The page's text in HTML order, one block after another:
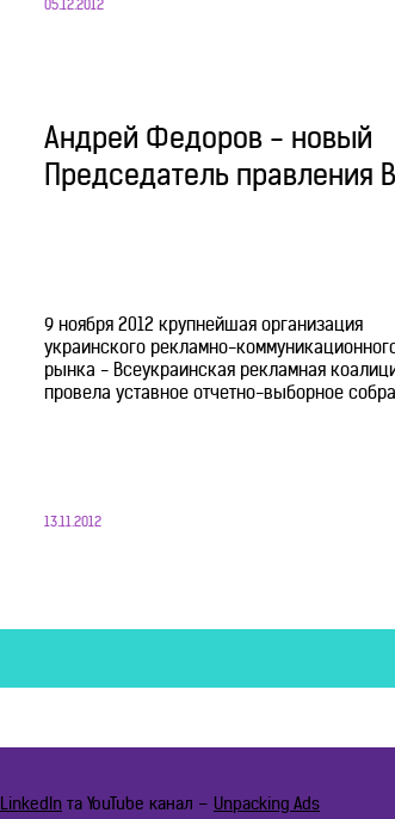
05.12.2012
Андрей Федоров - новый
Председатель правления
9 ноября 2012 крупнейшая организация
украинского рекламно-
рынка - Всеукраинская рекламная
провела уставное отчетно-выборное
13.11.2012
LinkedIn та YouTube канал – Unpacking Ads